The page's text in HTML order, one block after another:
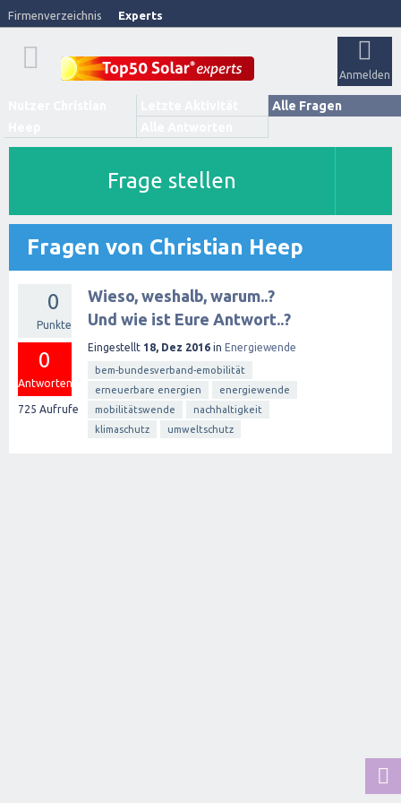
Firmenverzeichnis Experts
Anmelden
Alle Fragen
Frage stellen
Fragen von Christian Heep
0
Punkte
0
Antworten
725 Aufrufe
Wieso, weshalb, warum..?
Und wie ist Eure Antwort..?
Eingestellt 18, Dez 2016 in Energiewende
bem-bundesverband-emobilität
erneuerbare energien
energiewende
mobilitätswende
nachhaltigkeit
klimaschutz
umweltschutz